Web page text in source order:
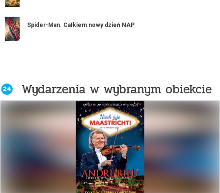
Spider-Man. Całkiem nowy dzień NAP
Wydarzenia w wybranym obiekcie